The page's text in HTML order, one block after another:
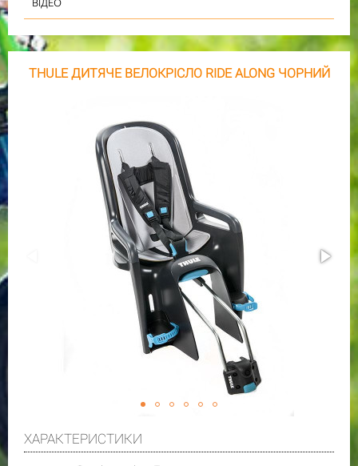
ВІДЕО
THULE ДИТЯЧЕ ВЕЛОКРІСЛО RIDE ALONG ЧОРНИЙ
ХАРАКТЕРИСТИКИ
ТОВАРУ